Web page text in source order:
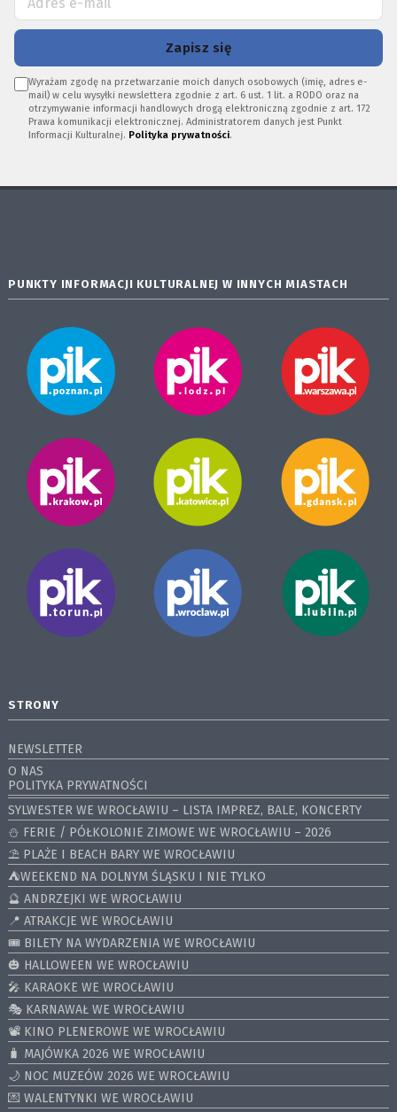
Zapisz się
Wyrażam zgodę na przetwarzanie moich danych osobowych (imię, adres e-
mail) w celu wysyłki newslettera zgodnie z art. 6 ust. 1 lit. a RODO oraz na
otrzymywanie informacji handlowych drogą elektroniczną zgodnie z art. 172
Prawa komunikacji elektronicznej. Administratorem danych jest Punkt
Informacji Kulturalnej. Polityka prywatności.
PUNKTY INFORMACJI KULTURALNEJ W INNYCH MIASTACH
STRONY
NEWSLETTER
O NAS
POLITYKA PRYWATNOŚCI
SYLWESTER WE WROCŁAWIU – LISTA IMPREZ, BALE, KONCERTY
⛄️ FERIE / PÓŁKOLONIE ZIMOWE WE WROCŁAWIU – 2026
⛱️ PLAŻE I BEACH BARY WE WROCŁAWIU
⛺️WEEKEND NA DOLNYM ŚLĄSKU I NIE TYLKO
🔮 ANDRZEJKI WE WROCŁAWIU
📍 ATRAKCJE WE WROCŁAWIU
🎟️ BILETY NA WYDARZENIA WE WROCŁAWIU
🎃 HALLOWEEN WE WROCŁAWIU
🎤 KARAOKE WE WROCŁAWIU
🎭 KARNAWAŁ WE WROCŁAWIU
📽️ KINO PLENEROWE WE WROCŁAWIU
🧳 MAJÓWKA 2026 WE WROCŁAWIU
🌙 NOC MUZEÓW 2026 WE WROCŁAWIU
💌 WALENTYNKI WE WROCŁAWIU